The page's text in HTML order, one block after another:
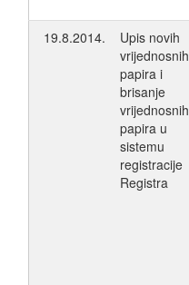
19.8.2014.
Upis novih
vrijednosnih
papira i
brisanje
vrijednosnih
papira u
sistemu
registracije
Registra